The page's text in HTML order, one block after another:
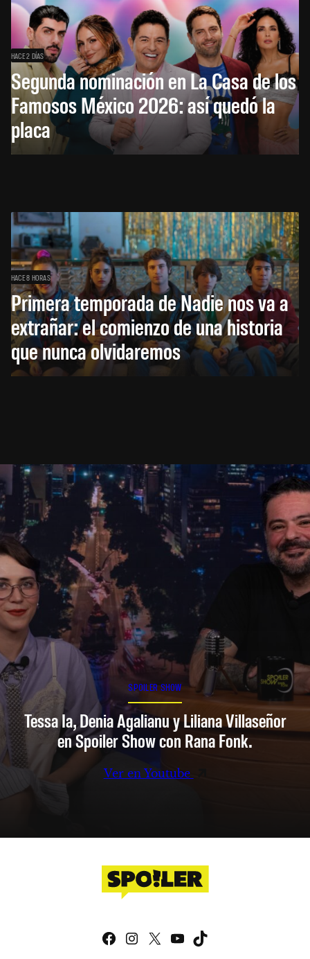
HACE 2 DÍAS
Segunda nominación en La Casa de los
Famosos México 2026: así quedó la
placa
HACE 8 HORAS
Primera temporada de Nadie nos va a
extrañar: el comienzo de una historia
que nunca olvidaremos
SPOILER SHOW
Tessa Ia, Denia Agalianu y Liliana Villaseñor
en Spoiler Show con Rana Fonk.
Ver en Youtube
Facebook
Instagram
X YouTube